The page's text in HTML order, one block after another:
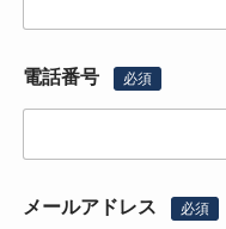
電話番号 必須
メールアドレス 必須